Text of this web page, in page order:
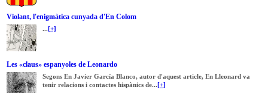
Violant, l'enigmàtica cunyada d'En Colom
...[+]
Les «claus» espanyoles de Leonardo
Segons En Javier García Blanco, autor d'aquest article, En Lleonard va
tenir relacions i contactes hispànics de...[+]